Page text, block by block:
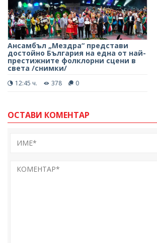
Ансамбъл „Мездра“ представи
достойно България на една от най-
престижните фолклорни сцени в
света /снимки/
12:45 ч. 378 0
ОСТАВИ КОМЕНТАР